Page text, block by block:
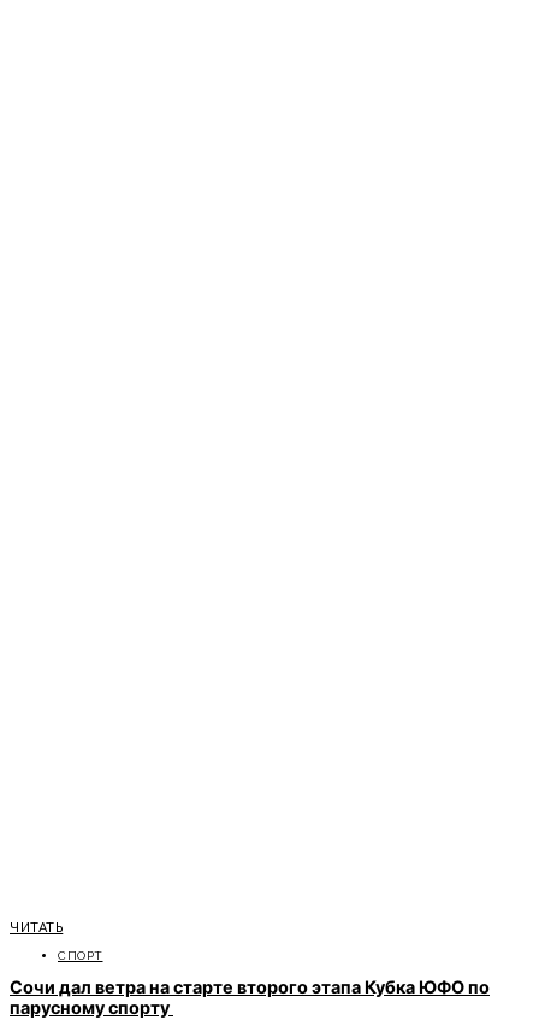
ЧИТАТЬ
СПОРТ
Сочи дал ветра на старте второго этапа Кубка ЮФО по
парусному спорту